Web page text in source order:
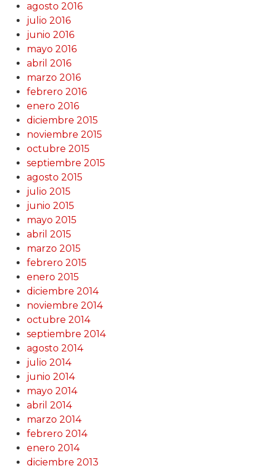
agosto 2016
julio 2016
junio 2016
mayo 2016
abril 2016
marzo 2016
febrero 2016
enero 2016
diciembre 2015
noviembre 2015
octubre 2015
septiembre 2015
agosto 2015
julio 2015
junio 2015
mayo 2015
abril 2015
marzo 2015
febrero 2015
enero 2015
diciembre 2014
noviembre 2014
octubre 2014
septiembre 2014
agosto 2014
julio 2014
junio 2014
mayo 2014
abril 2014
marzo 2014
febrero 2014
enero 2014
diciembre 2013